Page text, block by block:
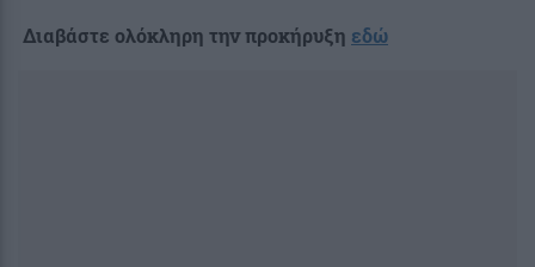
Διαβάστε ολόκληρη την προκήρυξη εδώ